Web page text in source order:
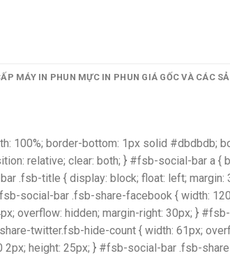
MÁY IN PHUN MỰC IN PHUN GIÁ GỐC VÀ CÁC
100%; border-bottom: 1px solid #dbdbdb;
relative; clear: both; } #fsb-social-bar a
.fsb-title { display: block; float: left;
social-bar .fsb-share-facebook { width:
overflow: hidden; margin-right: 30px; }
twitter.fsb-hide-count { width: 61px;
2px; height: 25px; } #fsb-social-bar .fsb-